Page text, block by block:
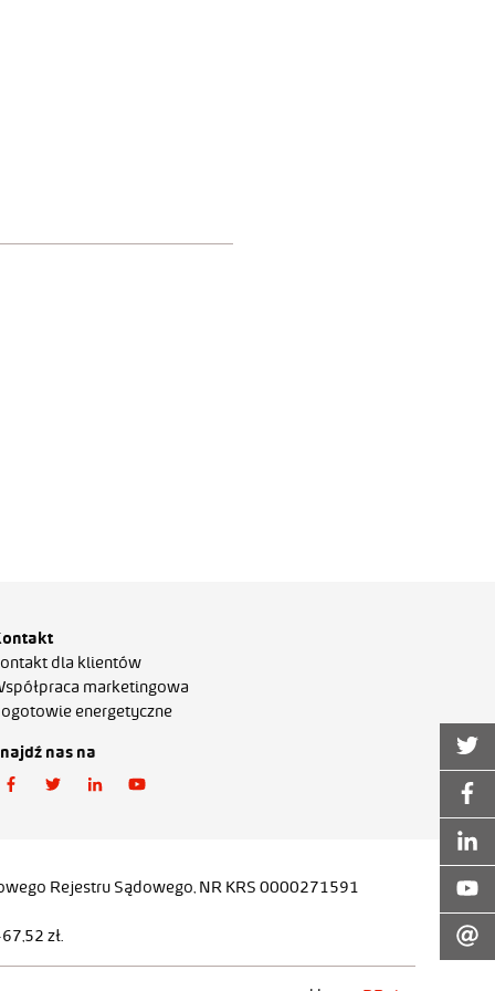
dla klientów
marketingowa
energetyczne
nas na
Rejestru Sądowego, NR KRS 0000271591
zł.